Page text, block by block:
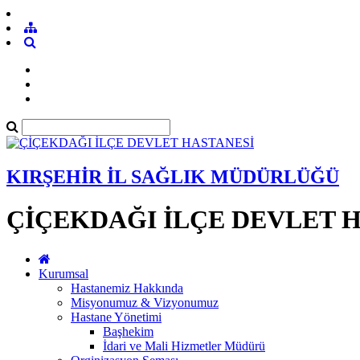
KIRŞEHİR İL SAĞLIK MÜDÜRLÜĞÜ
ÇİÇEKDAĞI İLÇE DEVLET
Kurumsal
Hastanemiz Hakkında
Misyonumuz & Vizyonumuz
Hastane Yönetimi
Başhekim
İdari ve Mali Hizmetler Müdürü